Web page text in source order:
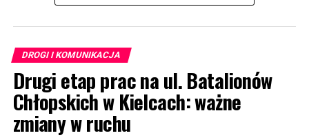
DROGI I KOMUNIKACJA
Drugi etap prac na ul. Batalionów
Chłopskich w Kielcach: ważne
zmiany w ruchu